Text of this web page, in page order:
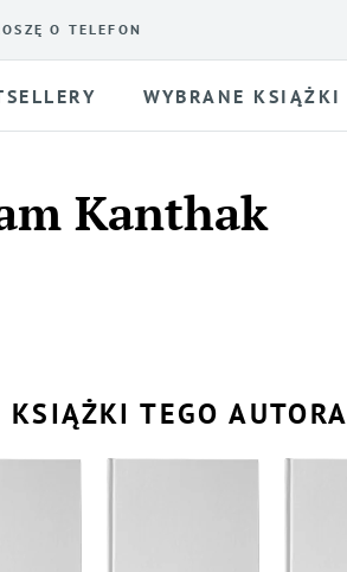
O TELEFON
WYBRANE KSIĄŻKI
Kanthak
KSIĄŻKI TEGO AUTORA